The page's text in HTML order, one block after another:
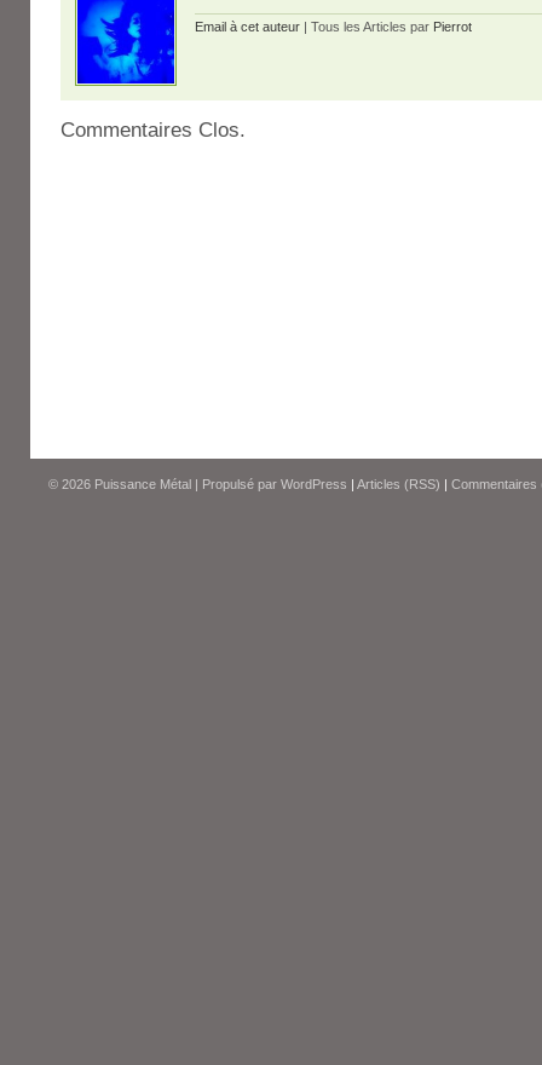
Email à cet auteur | Tous les Articles par Pierrot
Commentaires Clos.
© 2026 Puissance Métal | Propulsé par WordPress | Articles (RSS) | Commentaires